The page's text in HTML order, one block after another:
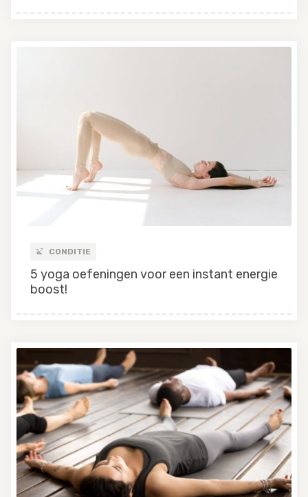
CONDITIE
5 yoga oefeningen voor een instant energie
boost!